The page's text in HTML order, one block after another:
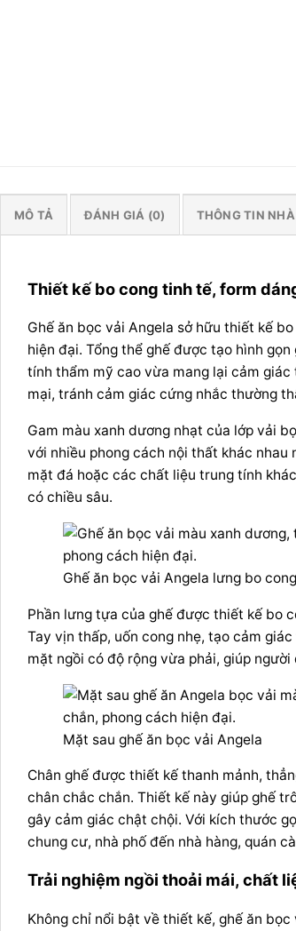
MÔ TẢ ĐÁNH GIÁ (0) THÔNG TIN
Thiết kế bo cong tinh tế, form
Ghế ăn bọc vải Angela sở hữu thiết kế
hiện đại. Tổng thể ghế được tạo hình
tính thẩm mỹ cao vừa mang lại cảm
mại, tránh cảm giác cứng nhắc thường
Gam màu xanh dương nhạt của lớp vải
với nhiều phong cách nội thất khác nhau
mặt đá hoặc các chất liệu trung tính
có chiều sâu.
Ghế ăn bọc vải Angela lưng bo
Phần lưng tựa của ghế được thiết kế bo
Tay vịn thấp, uốn cong nhẹ, tạo cảm
mặt ngồi có độ rộng vừa phải, giúp
Mặt sau ghế ăn bọc vải Angela
Chân ghế được thiết kế thanh mảnh,
chân chắc chắn. Thiết kế này giúp ghế
gây cảm giác chật chội. Với kích thước
chung cư, nhà phố đến nhà hàng, quán
Trải nghiệm ngồi thoải mái, chất
Không chỉ nổi bật về thiết kế, ghế ăn